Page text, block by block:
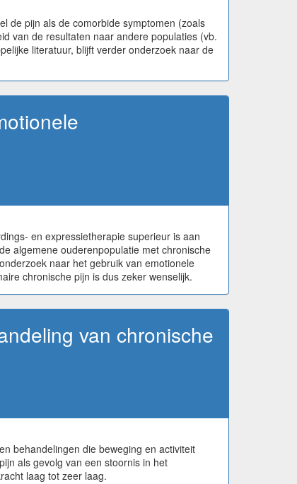
de pijn als de comorbide symptomen (zoals
van de resultaten naar andere populaties (vb.
literatuur, blijft verder onderzoek naar de
en expressietherapie superieur is aan
algemene ouderenpopulatie met chronische
naar het gebruik van emotionele
chronische pijn is dus zeker wenselijk.
van chronische
behandelingen die beweging en activiteit
als gevolg van een stoornis in het
laag tot zeer laag.